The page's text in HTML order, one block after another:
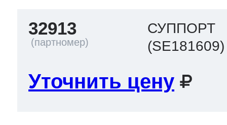
32913
СУППОРТ
(SE181609)
Уточнить цену